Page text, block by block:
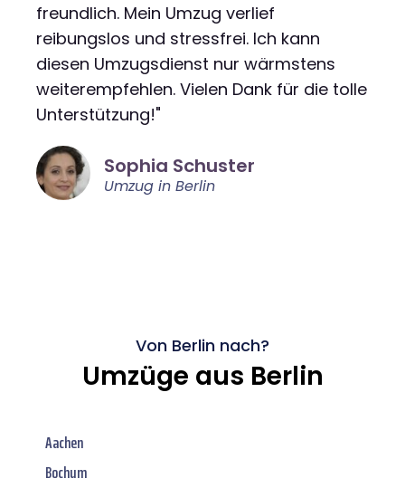
freundlich. Mein Umzug verlief
reibungslos und stressfrei. Ich kann
diesen Umzugsdienst nur wärmstens
weiterempfehlen. Vielen Dank für die tolle
Unterstützung!"
Sophia Schuster
Umzug in Berlin
Von Berlin nach?
Umzüge aus Berlin
Aachen
Bochum